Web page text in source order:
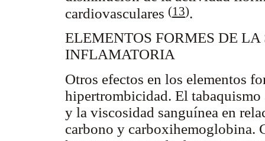
cardiovasculares (13).
ELEMENTOS FORMES DE
INFLAMATORIA
Otros efectos en los elementos
hipertrombicidad. El
y la viscosidad sanguínea en
carbono y carboxihemoglobina.